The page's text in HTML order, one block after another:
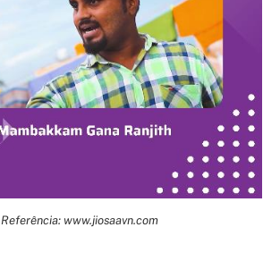
Referência: www.jiosaavn.com